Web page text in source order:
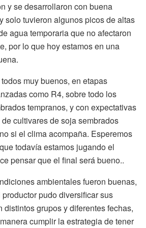
y se desarrollaron con buena
solo tuvieron algunos picos de altas
agua temporaria que no afectaron
por lo que hoy estamos en una
muy buenos, en etapas
como R4, sobre todo los
tempranos, y con expectativas
cultivares de soja sembrados
si el clima acompaña. Esperemos
todavía estamos jugando el
pensar que el final será bueno..
ambientales fueron buenas,
pudo diversificar sus
distintos grupos y diferentes fechas,
cumplir la estrategia de tener